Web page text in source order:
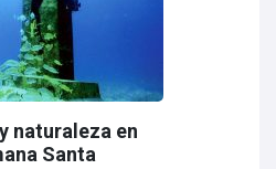
naturaleza en
Santa